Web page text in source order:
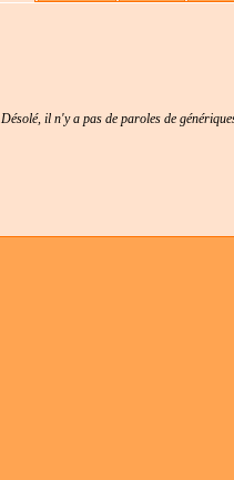
Désolé, il n'y a pas de paroles de